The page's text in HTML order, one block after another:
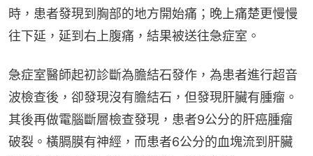
時，患者發現到胸部的地方開始痛；晚上痛楚更慢慢
往下延，延到右上腹痛，結果被送往急症室。
急症室醫師起初診斷為膽結石發作，為患者進行超音
波檢查後，卻發現沒有膽結石，但發現肝臟有腫瘤。
其後再做電腦斷層檢查發現，患者9公分的肝癌腫瘤
破裂。橫膈膜有神經，而患者6公分的血塊流到肝臟